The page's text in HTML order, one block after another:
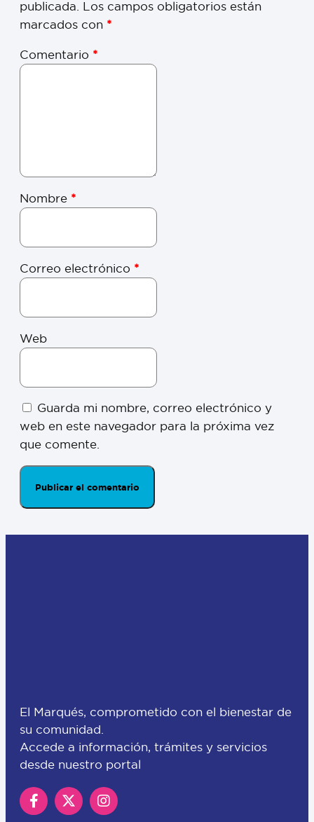
publicada. Los campos obligatorios están
marcados con *
Comentario *
Nombre *
Correo electrónico *
Web
Guarda mi nombre, correo electrónico y
web en este navegador para la próxima vez
que comente.
El Marqués, comprometido con el bienestar de
su comunidad.
Accede a información, trámites y servicios
desde nuestro portal